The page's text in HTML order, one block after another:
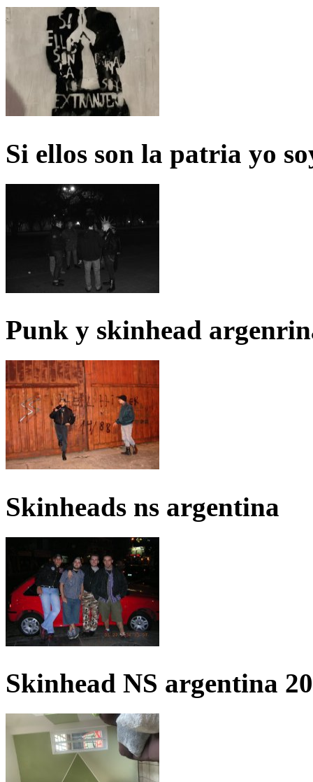
Si ellos son la patria yo
Punk y skinhead
Skinheads ns argentina
Skinhead NS argentina